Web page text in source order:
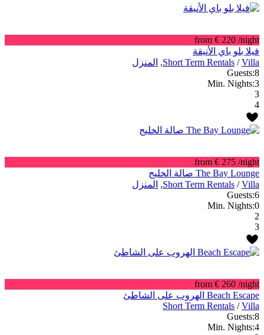
from € 220 /night
فيلا بلو باي الأنيقة
Short Term Rentals /Villa
, المنزل
Guests:8
Min. Nights:3
3
4
from € 275 /night
The Bay Lounge صالة الخليج
Short Term Rentals /Villa
, المنزل
Guests:6
Min. Nights:0
2
3
from € 260 /night
Beach Escape الهروب على الشاطئ
Short Term Rentals /Villa
Guests:8
Min. Nights:4